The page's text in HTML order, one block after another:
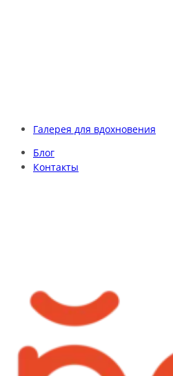
Галерея для вдохновения
Блог
Контакты